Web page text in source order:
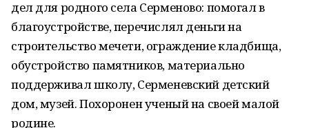
дел для родного села Серменово: помогал в
благоустройстве, перечислял деньги на
строительство мечети, ограждение кладбища,
обустройство памятников, материально
поддерживал школу, Серменевский детский
дом, музей. Похоронен ученый на своей малой
родине.